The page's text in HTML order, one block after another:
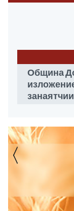
Община
занаятчии